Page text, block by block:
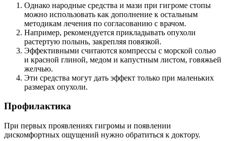
Однако народные средства и мази при гигроме стопы
можно использовать как дополнение к остальным
методикам лечения по согласованию с врачом.
Например, рекомендуется прикладывать опухоли
растертую полынь, закрепляя повязкой.
Эффективными считаются компрессы с морской солью
и красной глиной, медом и капустным листом, говяжьей
желчью.
Эти средства могут дать эффект только при маленьких
размерах опухоли.
Профилактика
При первых проявлениях гигромы и появлении
дискомфортных ощущений нужно обратиться к доктору.